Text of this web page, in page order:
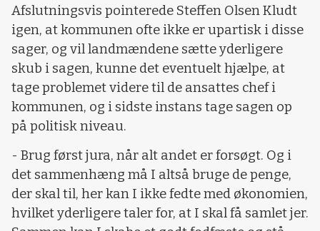
Afslutningsvis pointerede Steffen Olsen Kludt
igen, at kommunen ofte ikke er upartisk i disse
sager, og vil landmændene sætte yderligere
skub i sagen, kunne det eventuelt hjælpe, at
tage problemet videre til de ansattes chef i
kommunen, og i sidste instans tage sagen op
på politisk niveau.
- Brug først jura, når alt andet er forsøgt. Og i
det sammenhæng må I altså bruge de penge,
der skal til, her kan I ikke fedte med økonomien,
hvilket yderligere taler for, at I skal få samlet jer.